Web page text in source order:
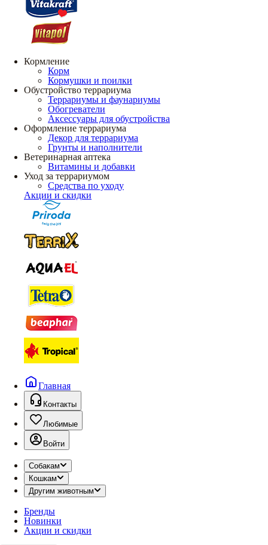
Кормление
Корм
Кормушки и поилки
Обустройство террариума
Террариумы и фаунариумы
Обогреватели
Аксессуары для обустройства
Оформление террариума
Декор для террариума
Грунты и наполнители
Ветеринарная аптека
Витамины и добавки
Уход за террариумом
Средства по уходу
Акции и скидки
Главная
Контакты
Любимые
Войти
Собакам
Кошкам
Другим животным
Бренды
Новинки
Акции и скидки